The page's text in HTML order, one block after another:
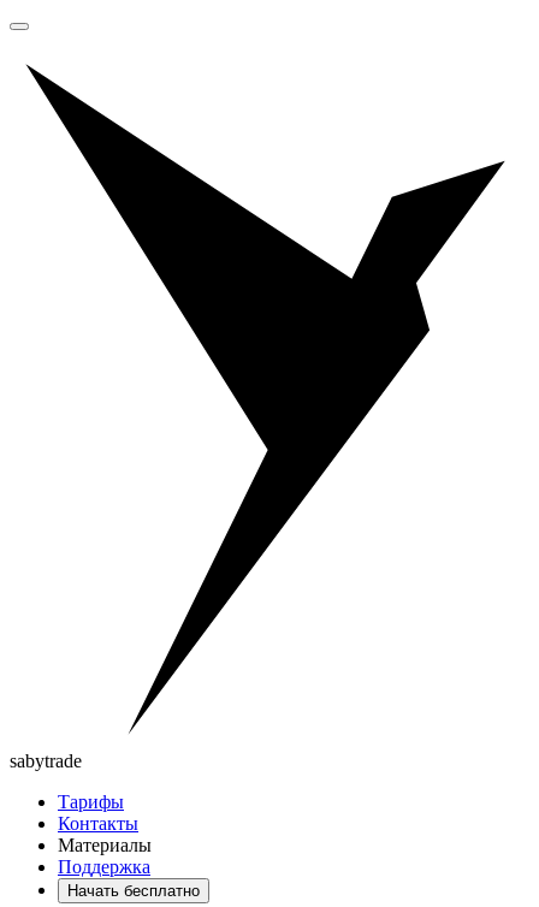
sabytrade
Тарифы
Контакты
Материалы
Поддержка
Начать бесплатно